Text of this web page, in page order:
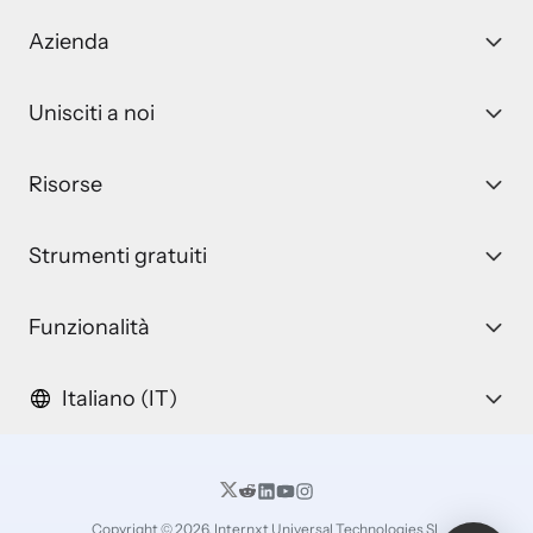
Azienda
Unisciti a noi
Risorse
Strumenti gratuiti
Funzionalità
Italiano (IT)
Copyright © 2026, Internxt Universal Technologies SL